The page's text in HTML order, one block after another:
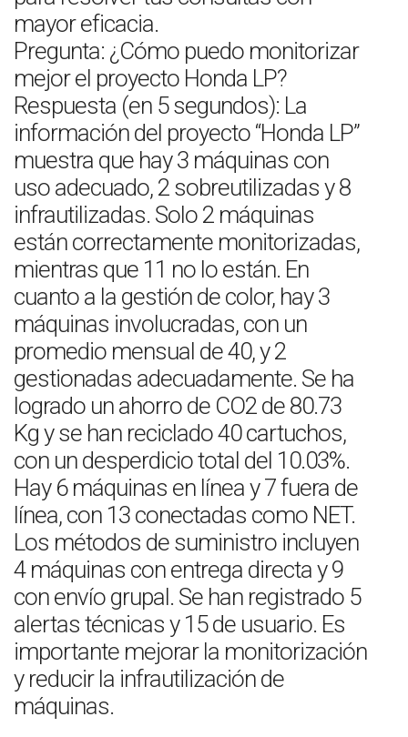
mayor eficacia.
Pregunta: ¿Cómo puedo monitorizar
mejor el proyecto Honda LP?
Respuesta (en 5 segundos): La
información del proyecto “Honda LP”
muestra que hay 3 máquinas con
uso adecuado, 2 sobreutilizadas y 8
infrautilizadas. Solo 2 máquinas
están correctamente monitorizadas,
mientras que 11 no lo están. En
cuanto a la gestión de color, hay 3
máquinas involucradas, con un
promedio mensual de 40, y 2
gestionadas adecuadamente. Se ha
logrado un ahorro de CO2 de 80.73
Kg y se han reciclado 40 cartuchos,
con un desperdicio total del 10.03%.
Hay 6 máquinas en línea y 7 fuera de
línea, con 13 conectadas como NET.
Los métodos de suministro incluyen
4 máquinas con entrega directa y 9
con envío grupal. Se han registrado 5
alertas técnicas y 15 de usuario. Es
importante mejorar la monitorización
y reducir la infrautilización de
máquinas.